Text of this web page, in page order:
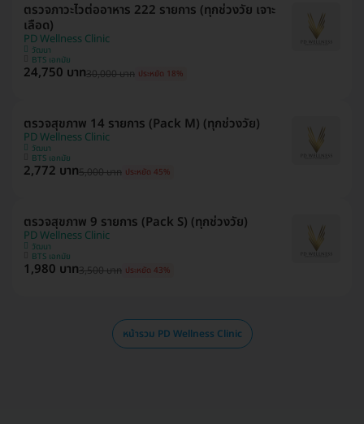
ตรวจภาวะไวต่ออาหาร 222 รายการ (ทุกช่วงวัย เจาะ
เลือด)
PD Wellness Clinic
วัฒนา
BTS เอกมัย
24,750 บาท30,000 บาท ประหยัด 18%
ตรวจสุขภาพ 14 รายการ (Pack M) (ทุกช่วงวัย)
PD Wellness Clinic
วัฒนา
BTS เอกมัย
2,772 บาท5,000 บาท ประหยัด 45%
ตรวจสุขภาพ 9 รายการ (Pack S) (ทุกช่วงวัย)
PD Wellness Clinic
วัฒนา
BTS เอกมัย
1,980 บาท3,500 บาท ประหยัด 43%
หน้ารวม PD Wellness Clinic